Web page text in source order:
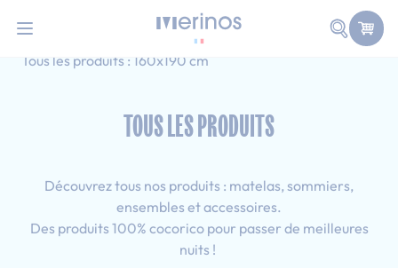
Faire
Accueil
Adulte
Tous les produits : 160x190 cm
TOUS LES PRODUITS
Découvrez tous nos produits : matelas, sommiers,
ensembles et accessoires.
Des produits 100% cocorico pour passer de meilleures
nuits !